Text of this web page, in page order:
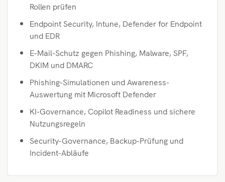
Rollen prüfen
Endpoint Security, Intune, Defender for Endpoint
und EDR
E-Mail-Schutz gegen Phishing, Malware, SPF,
DKIM und DMARC
Phishing-Simulationen und Awareness-
Auswertung mit Microsoft Defender
KI-Governance, Copilot Readiness und sichere
Nutzungsregeln
Security-Governance, Backup-Prüfung und
Incident-Abläufe